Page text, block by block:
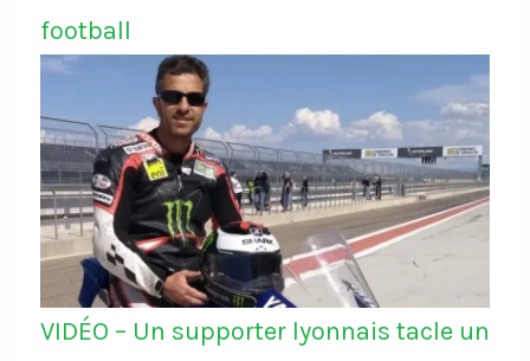
football
VIDÉO – Un supporter lyonnais tacle un